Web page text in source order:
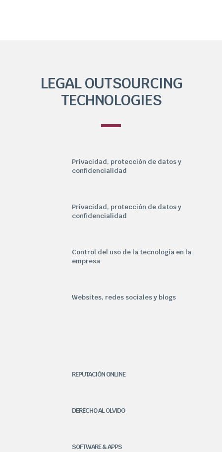
LEGALOUTSOURCING
TECHNOLOGIES
Privacidad, protección de datos y
confidencialidad
Privacidad, protección de datos y
confidencialidad
Control del uso de la tecnología en la
empresa
Websites, redes sociales y blogs
REPUTACIÓN ONLINE
DERECHO AL OLVIDO
SOFTWARE & APPS